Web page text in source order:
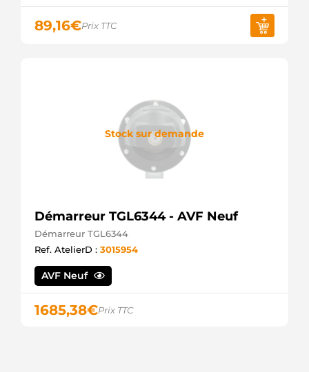
89,16€Prix TTC
Stock sur demande
Démarreur TGL6344 - AVF Neuf
Démarreur TGL6344
Ref. AtelierD : 3015954
AVF Neuf
1685,38€Prix TTC